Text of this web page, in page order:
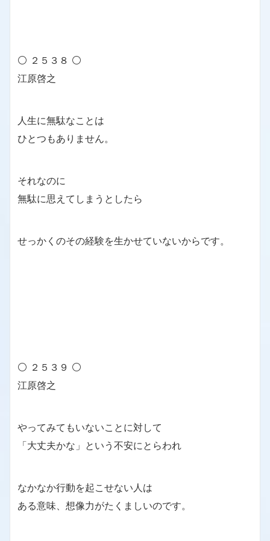
⚪ ２５３８ ⚪
江原啓之
人生に無駄なことは
ひとつもありません。
それなのに
無駄に思えてしまうとしたら
せっかくのその経験を生かせていないからです。
⚪ ２５３９ ⚪
江原啓之
やってみてもいないことに対して
「大丈夫かな」という不安にとらわれ
なかなか行動を起こせない人は
ある意味、想像力がたくましいのです。